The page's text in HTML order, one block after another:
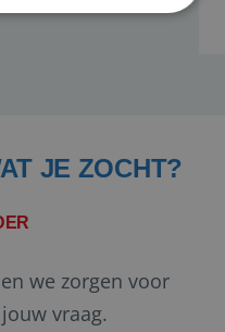
JE ZOCHT?
we zorgen voor
vraag.
De
gebruikt zonder de
Aanbieder
PHP.net
www.reiswerk.nl
Sessie